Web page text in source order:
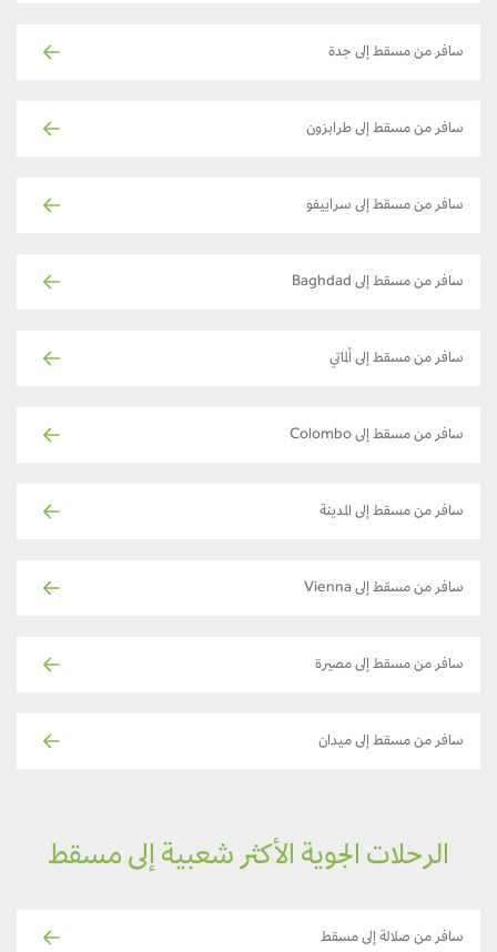
سافر من مسقط إلى جدة
سافر من مسقط إلى طرابزون
سافر من مسقط إلى سراييفو
سافر من مسقط إلى Baghdad
سافر من مسقط إلى ألماتي
سافر من مسقط إلى Colombo
سافر من مسقط إلى المدينة
سافر من مسقط إلى Vienna
سافر من مسقط إلى مصيرة
سافر من مسقط إلى ميدان
الرحلات الجوية الأكثر شعبية إلى مسقط
سافر من صلالة إلى مسقط